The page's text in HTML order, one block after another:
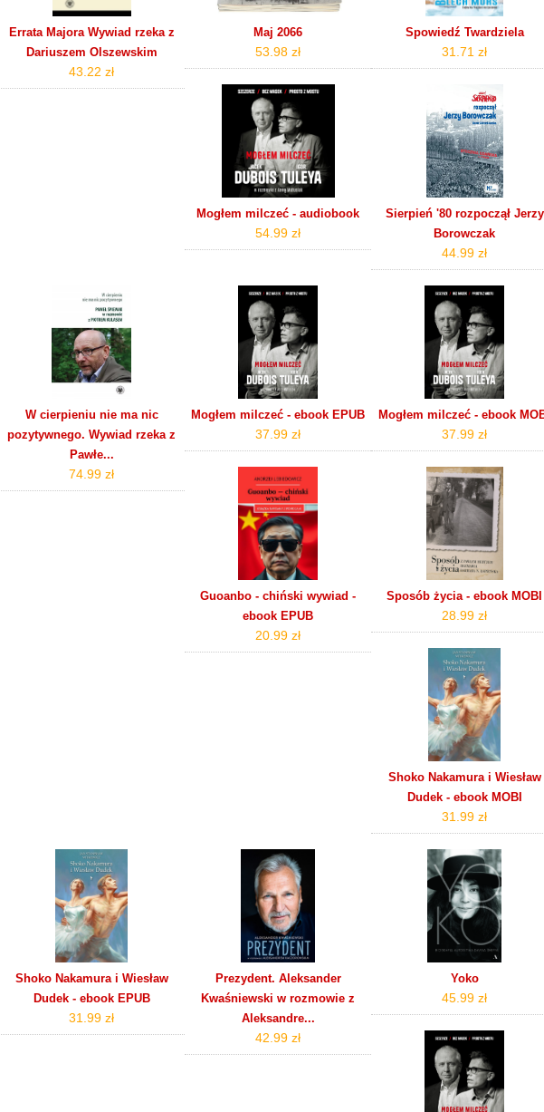
Errata Majora Wywiad rzeka z
Dariuszem Olszewskim
43.22 zł
Maj 2066
53.98 zł
Spowiedź Twardziela
31.71 zł
Mogłem milczeć - audiobook
54.99 zł
Sierpień '80 rozpoczął Jerzy
Borowczak
44.99 zł
W cierpieniu nie ma nic
pozytywnego. Wywiad rzeka z
Pawłe...
74.99 zł
Mogłem milczeć - ebook EPUB
37.99 zł
Mogłem milczeć - ebook
37.99 zł
Guoanbo - chiński wywiad -
ebook EPUB
20.99 zł
Sposób życia - ebook MOBI
28.99 zł
Shoko Nakamura i Wiesław
Dudek - ebook MOBI
31.99 zł
Shoko Nakamura i Wiesław
Dudek - ebook EPUB
31.99 zł
Prezydent. Aleksander
Kwaśniewski w rozmowie z
Aleksandre...
42.99 zł
Yoko
45.99 zł